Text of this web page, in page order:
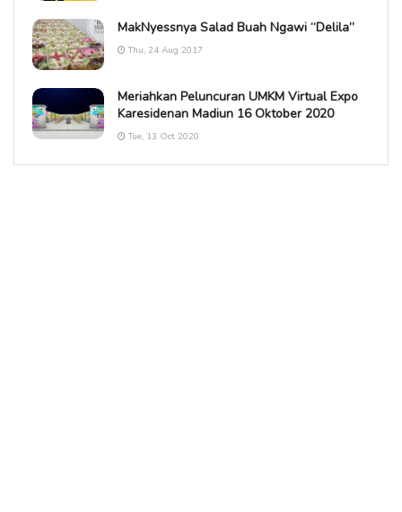
MakNyessnya Salad Buah Ngawi “Delila”
Thu, 24 Aug 2017
Meriahkan Peluncuran UMKM Virtual Expo
Karesidenan Madiun 16 Oktober 2020
Tue, 13 Oct 2020